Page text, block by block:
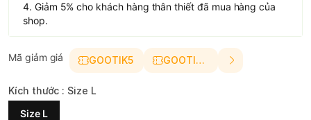
4. Giảm 5% cho khách hàng thân thiết đã mua hàng của
shop.
Mã giảm giá GOOTIK5 GOOTIK10
Kích thước : Size L
Size L